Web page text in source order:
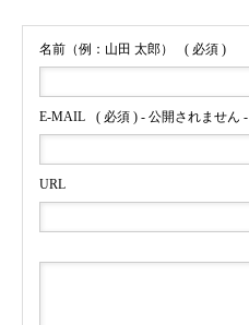
名前（例：山田 太郎） ( 必須 )
E-MAIL ( 必須 ) - 公開されません -
URL